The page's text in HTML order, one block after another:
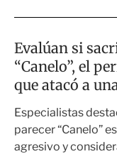
Evalúan si
“Canelo”, el
que atacó a
Especialistas
parecer “Canelo”
agresivo y